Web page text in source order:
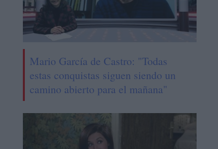
Mario García de Castro: "Todas
estas conquistas siguen siendo un
camino abierto para el mañana"